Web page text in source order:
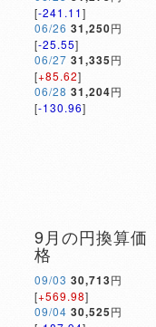
[-241.11]
06/26 31,250円
[-25.55]
06/27 31,335円
[+85.62]
06/28 31,204円
[-130.96]
9月の円換算価
格
09/03 30,713円
[+569.98]
09/04 30,525円